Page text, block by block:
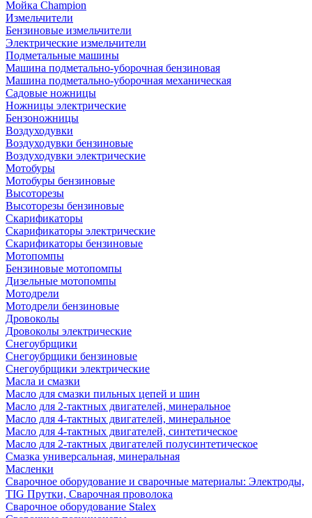
Мойка Champion
Измельчители
Бензиновые измельчители
Электрические измельчители
Подметальные машины
Машина подметально-уборочная бензиновая
Машина подметально-уборочная механическая
Садовые ножницы
Ножницы электрические
Бензоножницы
Воздуходувки
Воздуходувки бензиновые
Воздуходувки электрические
Мотобуры
Мотобуры бензиновые
Высоторезы
Высоторезы бензиновые
Скарификаторы
Скарификаторы электрические
Скарификаторы бензиновые
Мотопомпы
Бензиновые мотопомпы
Дизельные мотопомпы
Мотодрели
Мотодрели бензиновые
Дровоколы
Дровоколы электрические
Снегоубрщики
Снегоубрщики бензиновые
Снегоубрщики электрические
Масла и смазки
Масло для смазки пильных цепей и шин
Масло для 2-тактных двигателей, минеральное
Масло для 4-тактных двигателей, минеральное
Масло для 4-тактных двигателей, синтетическое
Масло для 2-тактных двигателей полусинтетическое
Смазка универсальная, минеральная
Масленки
Сварочное оборудование и сварочные материалы: Электроды,
TIG Прутки, Сварочная проволока
Сварочное оборудование Stalex